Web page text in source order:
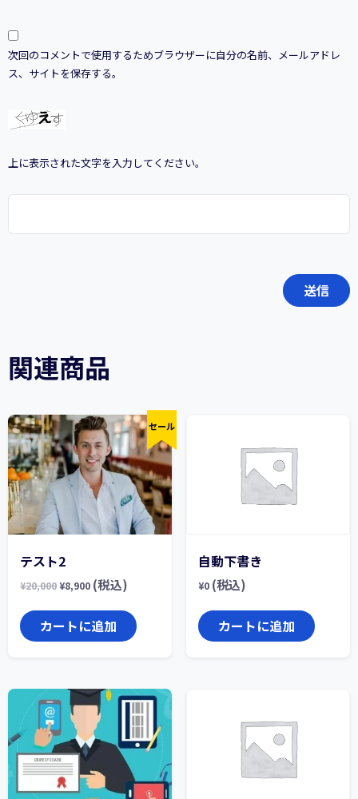
次回のコメントで使用するためブラウザーに自分の名前、メールアドレ
ス、サイトを保存する。
上に表示された文字を入力してください。
関連商品
セール
テスト2
¥20,000¥8,900 (税込)
カートに追加
自動下書き
¥0 (税込)
カートに追加